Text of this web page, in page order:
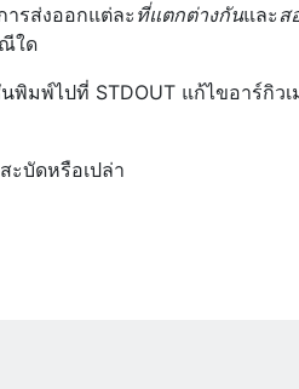
ารส่งออกแต่ละที่แตกต่างกันและ ส
ใด
มพ์ไปที่ STDOUT แก้ไขอาร์กิวเ
บัดหรือเปล่า